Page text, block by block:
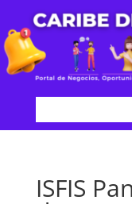
ISFIS